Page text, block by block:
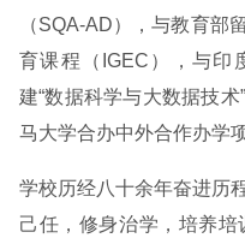
（SQA-AD），与教育部
育课程（IGEC），与印
建“数据科学与大数据技
马大学合办中外合作办学
学校历经八十余年奋进历
己任，修身治学，培养培